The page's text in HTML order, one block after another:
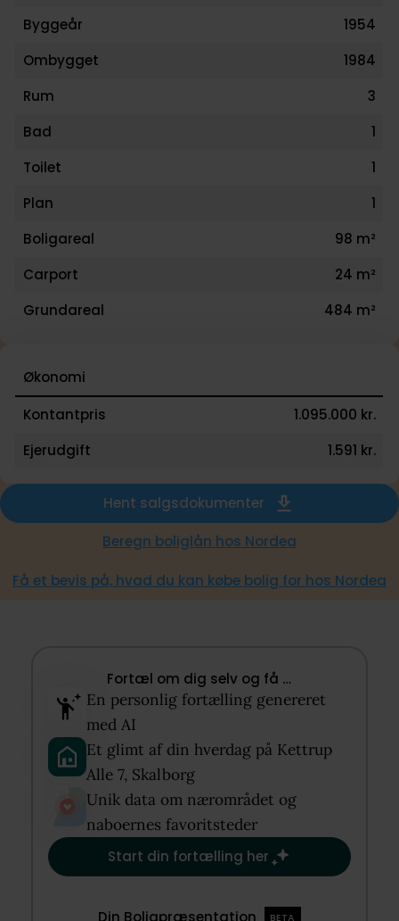
Byggeår
1954
Ombygget
1984
Rum
3
Bad
1
Toilet
1
Plan
1
Boligareal
98 m²
Carport
24 m²
Grundareal
484 m²
Økonomi
Kontantpris
1.095.000 kr.
Ejerudgift
1.591 kr.
Hent salgsdokumenter
Beregn boliglån hos Nordea
Få et bevis på, hvad du kan købe bolig for hos Nordea
Fortæl om dig selv og få …​
En personlig fortælling genereret
med AI​
Et glimt af din hverdag på Kettrup
Alle 7, Skalborg​
Unik data om nærområdet og
naboernes favoritsteder​
Start din fortælling her
Din Boligpræsentation BETA